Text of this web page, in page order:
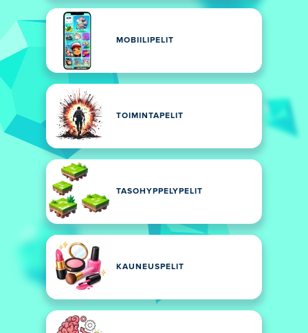
MOBIILIPELIT
TOIMINTAPELIT
TASOHYPPELYPELIT
KAUNEUSPELIT